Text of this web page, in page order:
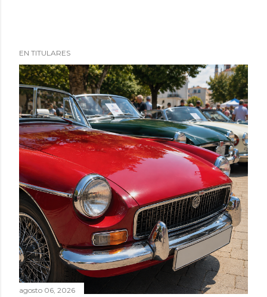
EN TITULARES
agosto 06, 2026